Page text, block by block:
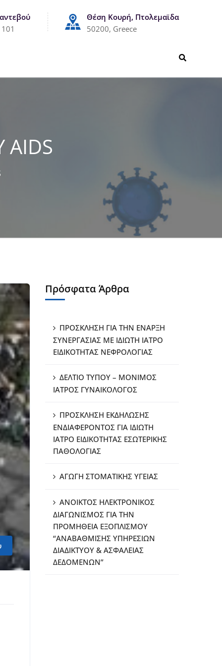
Θέση Κουρή, Πτολεμαϊδα
50200, Greece
Πρόσφατα Άρθρα
ΠΡΟΣΚΛΗΣΗ ΓΙΑ ΤΗΝ ΕΝΑΡΞΗ
ΣΥΝΕΡΓΑΣΙΑΣ ΜΕ ΙΔΙΩΤΗ ΙΑΤΡΟ
ΕΙΔΙΚΟΤΗΤΑΣ ΝΕΦΡΟΛΟΓΙΑΣ
ΔΕΛΤΙΟ ΤΥΠΟΥ – ΜΟΝΙΜΟΣ
ΙΑΤΡΟΣ ΓΥΝΑΙΚΟΛΟΓΟΣ
ΠΡΟΣΚΛΗΣΗ ΕΚΔΗΛΩΣΗΣ
ΕΝΔΙΑΦΕΡΟΝΤΟΣ ΓΙΑ ΙΔΙΩΤΗ
ΙΑΤΡΟ ΕΙΔΙΚΟΤΗΤΑΣ ΕΣΩΤΕΡΙΚΗΣ
ΠΑΘΟΛΟΓΙΑΣ
ΑΓΩΓΗ ΣΤΟΜΑΤΙΚΗΣ ΥΓΕΙΑΣ
ΑΝΟΙΚΤΟΣ ΗΛΕΚΤΡΟΝΙΚΟΣ
ΔΙΑΓΩΝΙΣΜΟΣ ΓΙΑ ΤΗΝ
ΠΡΟΜΗΘΕΙΑ ΕΞΟΠΛΙΣΜΟΥ
“ΑΝΑΒΑΘΜΙΣΗΣ ΥΠΗΡΕΣΙΩΝ
ΔΙΑΔΙΚΤΥΟΥ & ΑΣΦΑΛΕΙΑΣ
ΔΕΔΟΜΕΝΩΝ”